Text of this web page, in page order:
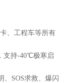
、工程车等所有
支持-40℃极寒启
、SOS求救、爆闪